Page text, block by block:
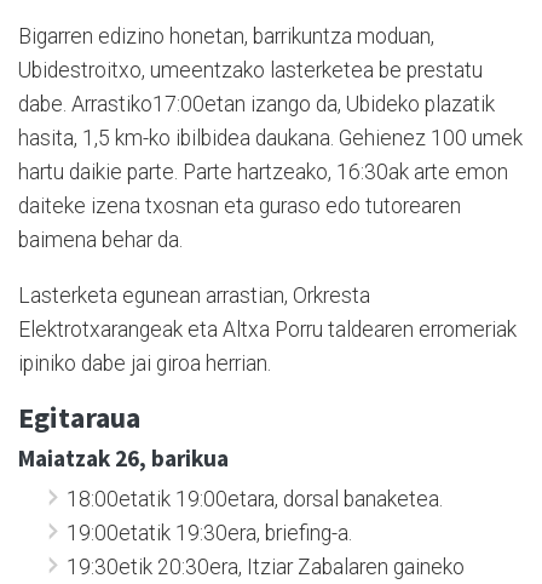
Bigarren edizino honetan, barrikuntza moduan,
Ubidestroitxo, umeentzako lasterketea be prestatu
dabe. Arrastiko17:00etan izango da, Ubideko plazatik
hasita, 1,5 km-ko ibilbidea daukana. Gehienez 100 umek
hartu daikie parte. Parte hartzeako, 16:30ak arte emon
daiteke izena txosnan eta guraso edo tutorearen
baimena behar da.
Lasterketa egunean arrastian, Orkresta
Elektrotxarangeak eta Altxa Porru taldearen erromeriak
ipiniko dabe jai giroa herrian.
Egitaraua
Maiatzak 26, barikua
18:00etatik 19:00etara, dorsal banaketea.
19:00etatik 19:30era, briefing-a.
19:30etik 20:30era, Itziar Zabalaren gaineko